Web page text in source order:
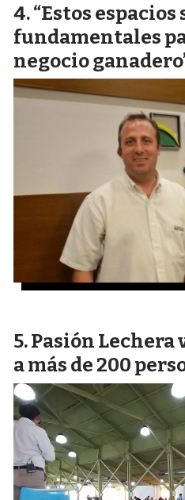
“Estos espacios
fundamentales
negocio
Pasión Lechera
a más de 200